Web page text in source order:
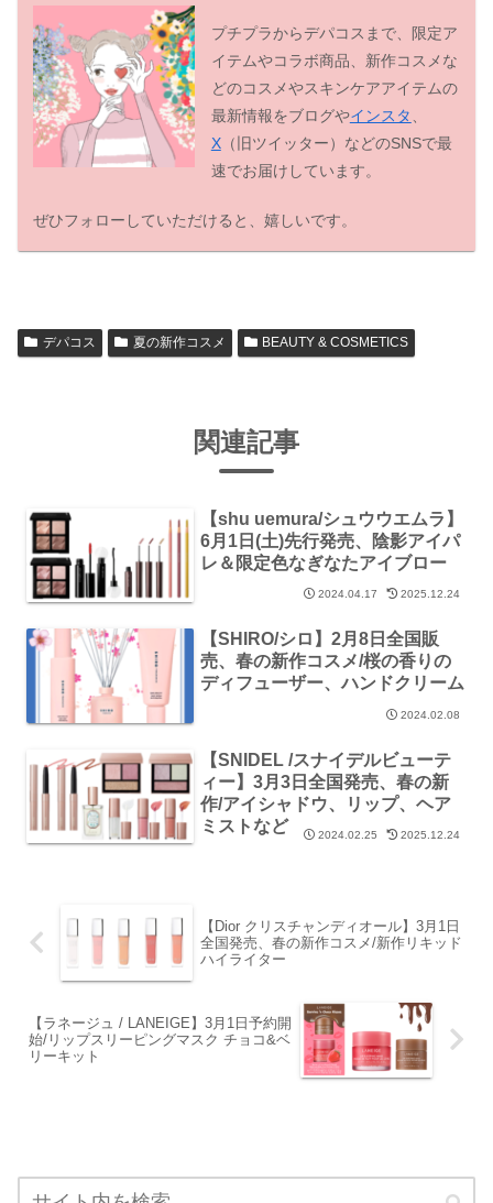
プチプラからデパコスまで、限定ア
イテムやコラボ商品、新作コスメな
どのコスメやスキンケアアイテムの
最新情報をブログやインスタ、
X（旧ツイッター）などのSNSで最
速でお届けしています。
ぜひフォローしていただけると、嬉しいです。
デパコス 夏の新作コスメ BEAUTY & COSMETICS
関連記事
【shu uemura/シュウウエムラ】
6月1日(土)先行発売、陰影アイパ
レ＆限定色なぎなたアイブロー
2024.04.17 2025.12.24
【SHIRO/シロ】2月8日全国販
売、春の新作コスメ/桜の香りの
ディフューザー、ハンドクリーム
2024.02.08
【SNIDEL /スナイデルビューテ
ィー】3月3日全国発売、春の新
作/アイシャドウ、リップ、ヘア
ミストなど
2024.02.25 2025.12.24
【Dior クリスチャンディオール】3月1日
全国発売、春の新作コスメ/新作リキッド
ハイライター
【ラネージュ / LANEIGE】3月1日予約開
始/リップスリーピングマスク チョコ&ベ
リーキット